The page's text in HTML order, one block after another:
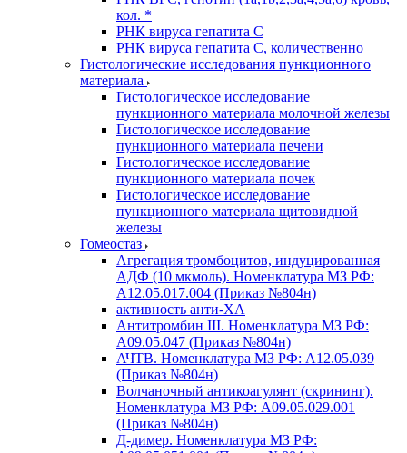
кол. *
РНК вируса гепатита C
РНК вируса гепатита C, количественно
Гистологические исследования пункционного
материала
Гистологическое исследование
пункционного материала молочной железы
Гистологическое исследование
пункционного материала печени
Гистологическое исследование
пункционного материала почек
Гистологическое исследование
пункционного материала щитовидной
железы
Гомеостаз
Агрегация тромбоцитов, индуцированная
АДФ (10 мкмоль). Номенклатура МЗ РФ:
A12.05.017.004 (Приказ №804н)
активность анти-ХА
Антитромбин III. Номенклатура МЗ РФ:
A09.05.047 (Приказ №804н)
АЧТВ. Номенклатура МЗ РФ: A12.05.039
(Приказ №804н)
Волчаночный антикоагулянт (скрининг).
Номенклатура МЗ РФ: A09.05.029.001
(Приказ №804н)
Д-димер. Номенклатура МЗ РФ: